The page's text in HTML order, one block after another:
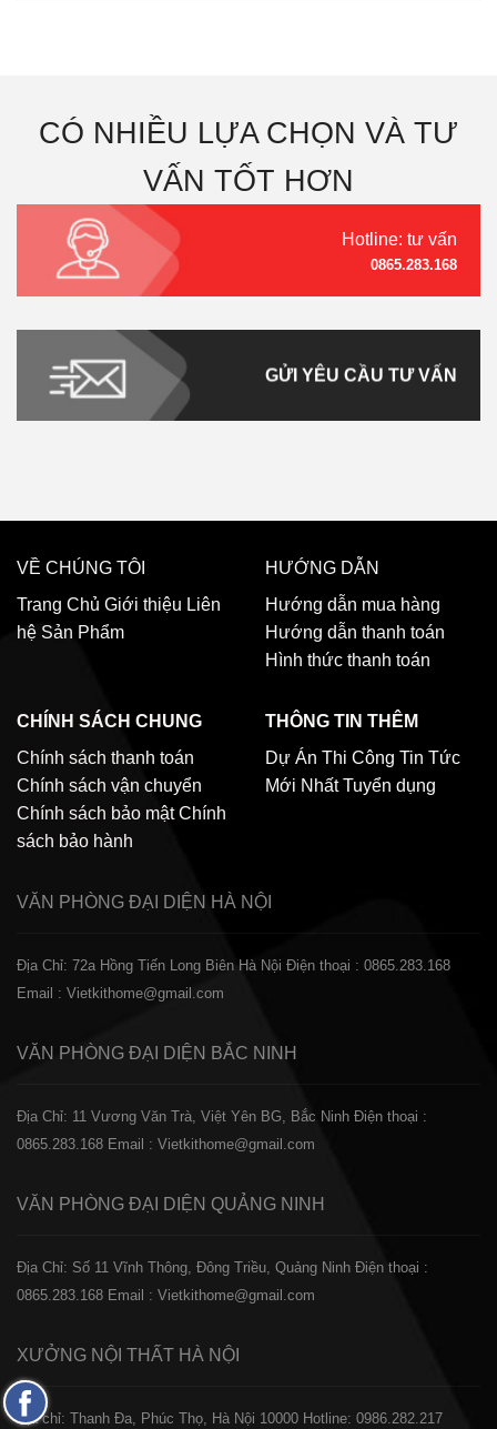
CÓ NHIỀU LỰA CHỌN VÀ TƯ
VẤN TỐT HƠN
Hotline: tư vấn
0865.283.168
GỬI YÊU CẦU TƯ VẤN
VỀ CHÚNG TÔI
Trang Chủ Giới thiệu Liên
hệ Sản Phẩm
HƯỚNG DẪN
Hướng dẫn mua hàng
Hướng dẫn thanh toán
Hình thức thanh toán
CHÍNH SÁCH CHUNG
Chính sách thanh toán
Chính sách vận chuyển
Chính sách bảo mật Chính
sách bảo hành
THÔNG TIN THÊM
Dự Án Thi Công Tin Tức
Mới Nhất Tuyển dụng
VĂN PHÒNG ĐẠI DIỆN HÀ NỘI
Địa Chỉ: 72a Hồng Tiến Long Biên Hà Nội Điện thoại : 0865.283.168
Email : Vietkithome@gmail.com
VĂN PHÒNG ĐẠI DIỆN BẮC NINH
Địa Chỉ: 11 Vương Văn Trà, Việt Yên BG, Bắc Ninh Điện thoại :
0865.283.168 Email : Vietkithome@gmail.com
VĂN PHÒNG ĐẠI DIỆN QUẢNG NINH
Địa Chỉ: Số 11 Vĩnh Thông, Đông Triều, Quảng Ninh Điện thoại :
0865.283.168 Email : Vietkithome@gmail.com
XƯỞNG NỘI THẤT HÀ NỘI
️Địa chỉ: Thanh Đa, Phúc Thọ, Hà Nội 10000 Hotline: 0986.282.217
Fanpage